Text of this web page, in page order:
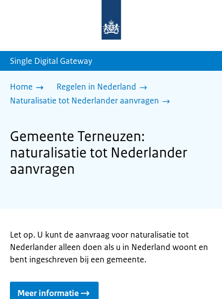
homepage
Single Digital Gateway
Home
Regelen in Nederland
Naturalisatie tot Nederlander aanvragen
Gemeente Terneuzen:
naturalisatie tot Nederlander
aanvragen
Let op. U kunt de aanvraag voor naturalisatie tot
Nederlander alleen doen als u in Nederland woont en
bent ingeschreven bij een gemeente.
Meer informatie